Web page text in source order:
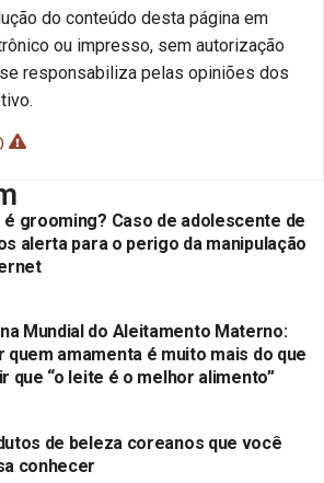
do conteúdo desta página em
ou impresso, sem autorização
responsabiliza pelas opiniões dos
é grooming? Caso de adolescente de
alerta para o perigo da manipulação
Mundial do Aleitamento Materno:
quem amamenta é muito mais do que
que “o leite é o melhor alimento”
de beleza coreanos que você
conhecer